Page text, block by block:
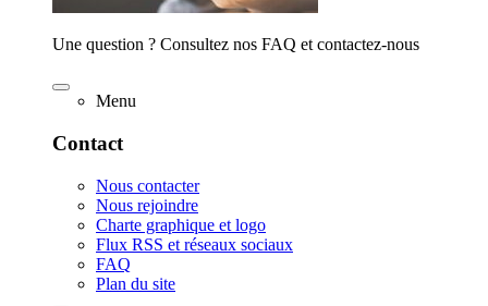
Une question ? Consultez nos FAQ et contactez-nous
Menu
Contact
Nous contacter
Nous rejoindre
Charte graphique et logo
Flux RSS et réseaux sociaux
FAQ
Plan du site